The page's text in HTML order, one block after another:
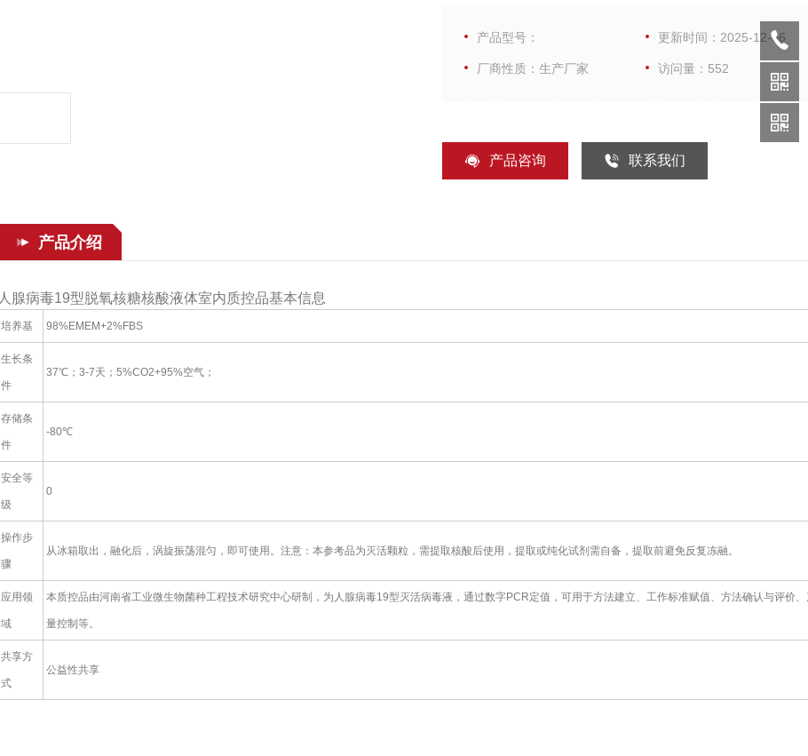
产品型号： 更新时间：2025-12-06
厂商性质：生产厂家 访问量：552
产品咨询 联系我们
产品介绍
人腺病毒19型脱氧核糖核酸液体室内质控品基本信息
培养基 98%EMEM+2%FBS
生长条
件
37℃；3-7天；5%CO2+95%空气；
存储条
件
-80℃
安全等
级
0
操作步
骤
从冰箱取出，融化后，涡旋振荡混匀，即可使用。注意：本参考品为灭活颗粒，需提取核酸后使用，提取或纯化试剂需自备，提取前避免反复冻融。
应用领
域
本质控品由河南省工业微生物菌种工程技术研究中心研制，为人腺病毒19型灭活病毒液，通过数字PCR定值，可用于方法建立、工作标准赋值、方法确认与评价
量控制等。
共享方
式
公益性共享